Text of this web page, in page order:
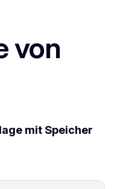
von
mit Speicher